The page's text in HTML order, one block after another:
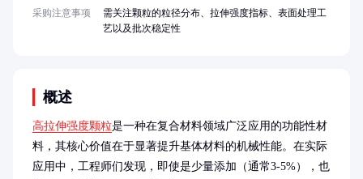
概述
高拉伸强度颗粒是一种在复合材料领域广泛应用的功能性材
料，其核心价值在于显著提升基体材料的机械性能。在实际
应用中，工程师们发现，即使是少量添加（通常3-5%），也
采购注意事项
需关注颗粒的粒径分布、拉伸强度指标、表面处理工
艺以及批次稳定性